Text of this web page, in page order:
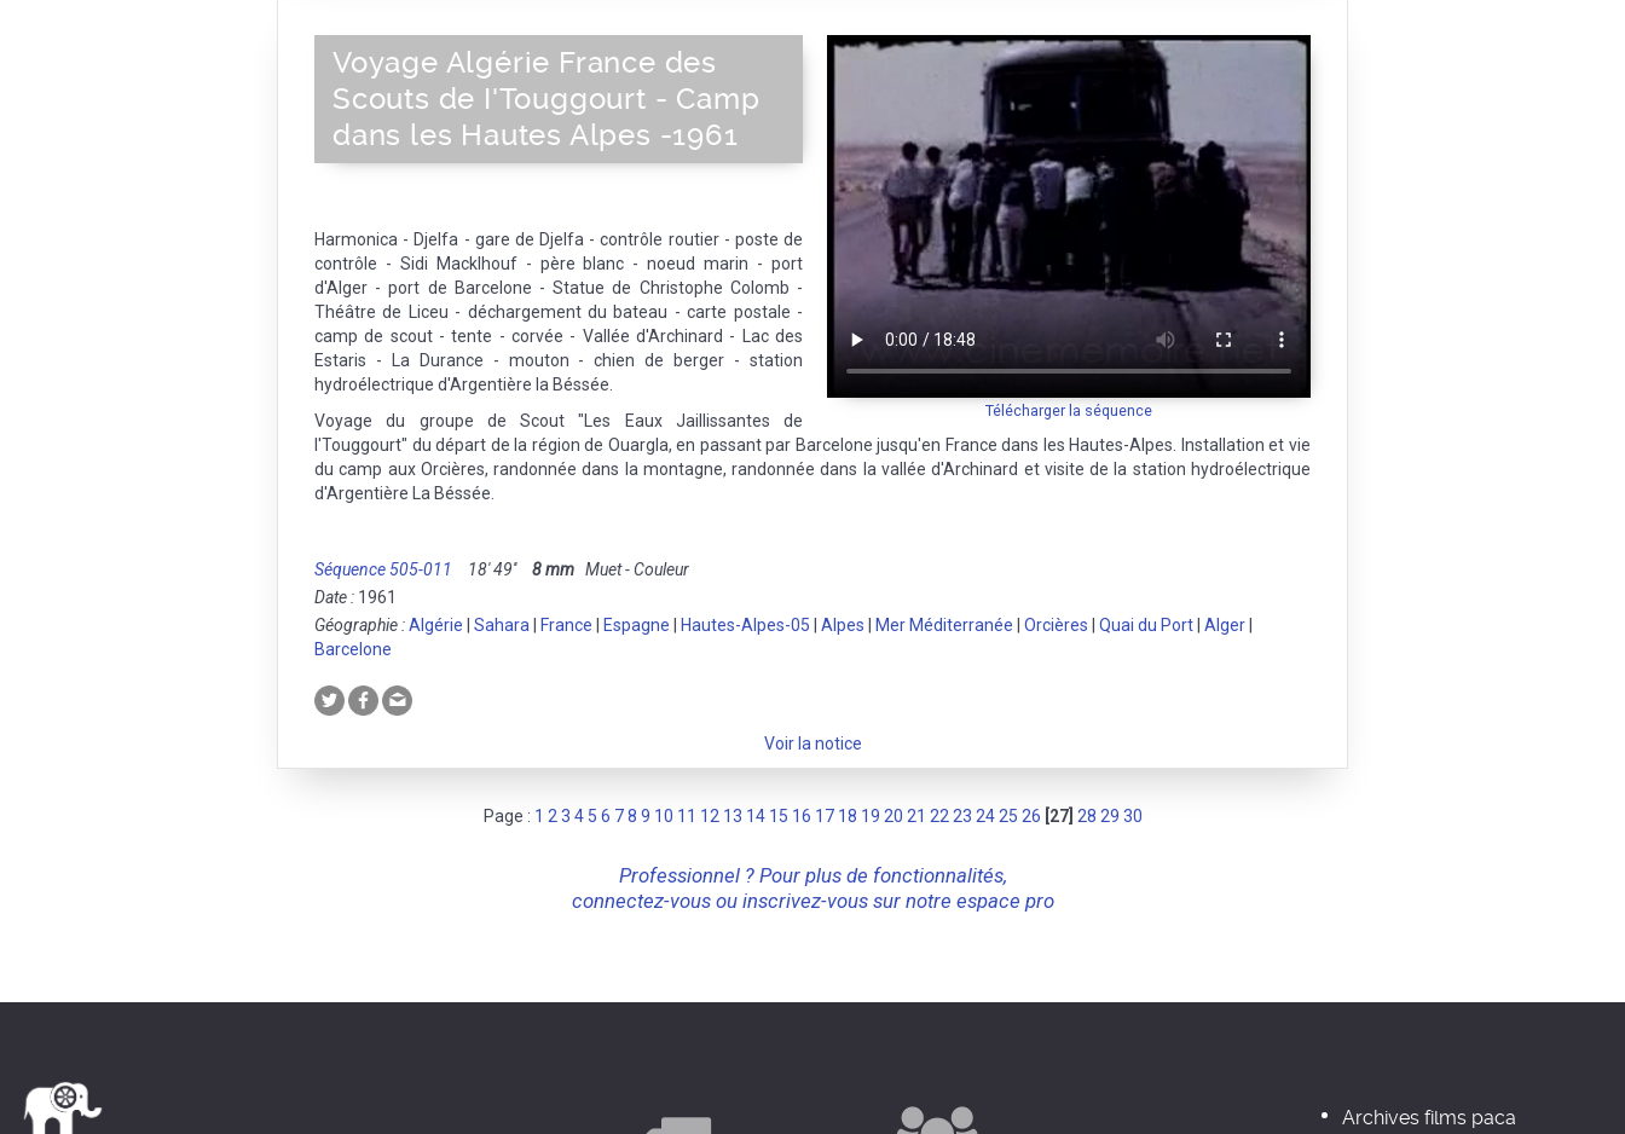
Télécharger la séquence
Voyage Algérie France des
Scouts de I'Touggourt - Camp
dans les Hautes Alpes -1961
Harmonica - Djelfa - gare de Djelfa - contrôle routier - poste de
contrôle - Sidi Macklhouf - père blanc - noeud marin - port
d'Alger - port de Barcelone - Statue de Christophe Colomb -
Théâtre de Liceu - déchargement du bateau - carte postale -
camp de scout - tente - corvée - Vallée d'Archinard - Lac des
Estaris - La Durance - mouton - chien de berger - station
hydroélectrique d'Argentière la Béssée.
Voyage du groupe de Scout "Les Eaux Jaillissantes de
I'Touggourt" du départ de la région de Ouargla, en passant par Barcelone jusqu'en France dans les Hautes-Alpes. Installation et vie
du camp aux Orcières, randonnée dans la montagne, randonnée dans la vallée d'Archinard et visite de la station hydroélectrique
d'Argentière La Béssée.
Séquence 505-011 18' 49'' 8 mm Muet - Couleur
Date : 1961
Géographie :Algérie Sahara France Espagne Hautes-Alpes-05 Alpes Mer Méditerranée Orcières Quai du Port Alger
Barcelone
Voir la notice
Page : 1 2 3 4 5 6 7 8 9 10 11 12 13 14 15 16 17 18 19 20 21 22 23 24 25 26 [27] 28 29 30
Professionnel ? Pour plus de fonctionnalités,
connectez-vous ou inscrivez-vous sur notre espace pro
Archives films paca